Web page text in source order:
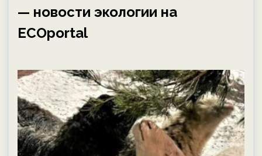
— новости экологии на
ECOportal